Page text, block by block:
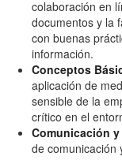
colaboración en
documentos y la
con buenas
información.
Conceptos
aplicación de
sensible de la
crítico en el
Comunicación
de comunicación